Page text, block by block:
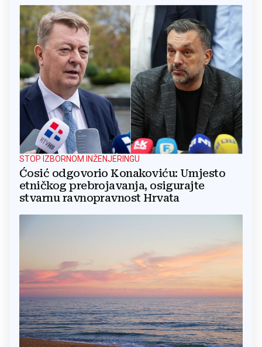
STOP IZBORNOM INŽENJERINGU
Ćosić odgovorio Konakoviću: Umjesto
etničkog prebrojavanja, osigurajte
stvarnu ravnopravnost Hrvata